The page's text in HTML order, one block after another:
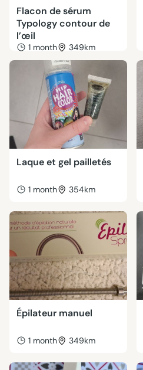
Flacon de sérum
Typology contour de
l’œil
1 month 349km
Laque et gel pailletés
1 month 354km
Épilateur manuel
1 month 349km